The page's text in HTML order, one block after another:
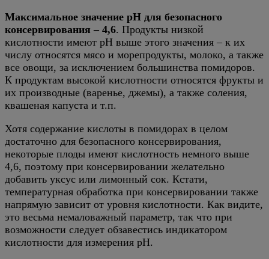
Максимальное значение pH для безопасного
консервирования – 4,6. Продукты низкой
кислотности имеют pH выше этого значения – к их
числу относятся мясо и морепродукты, молоко, а также
все овощи, за исключением большинства помидоров.
К продуктам высокой кислотности относятся фрукты и
их производные (варенье, джемы), а также соления,
квашеная капуста и т.п.
Хотя содержание кислоты в помидорах в целом
достаточно для безопасного консервирования,
некоторые плоды имеют кислотность немного выше
4,6, поэтому при консервировании желательно
добавить уксус или лимонный сок. Кстати,
температурная обработка при консервировании также
напрямую зависит от уровня кислотности. Как видите,
это весьма немаловажный параметр, так что при
возможности следует обзавестись индикатором
кислотности для измерения pH.